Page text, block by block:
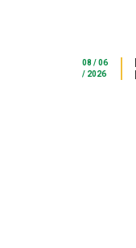
08 / 06
/ 2026